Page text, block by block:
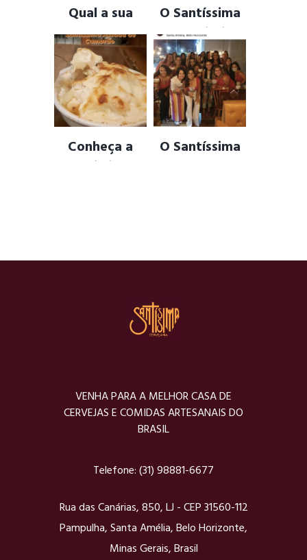
Qual a sua
forma
preferida de
tomar um
CHOPP ?
AMIZADES,BEBER
CERVEJA,CERVEJA
O Santíssima
Cervejaria
tem Mascote !
ANIMAL FRIENDLY,
BULLDOG FRANCÊS,
MASCOTE,MAYA,PET
FRIENDLY
Conheça a
especialidade
O Santíssima
evento,
casamento.
VENHA PARA A MELHOR CASA DE
CERVEJAS E COMIDAS ARTESANAIS DO
BRASIL
Telefone:(31) 98881-6677
Rua das Canárias, 850, LJ - CEP 31560-112
Pampulha, Santa Amélia, Belo Horizonte,
Minas Gerais, Brasil